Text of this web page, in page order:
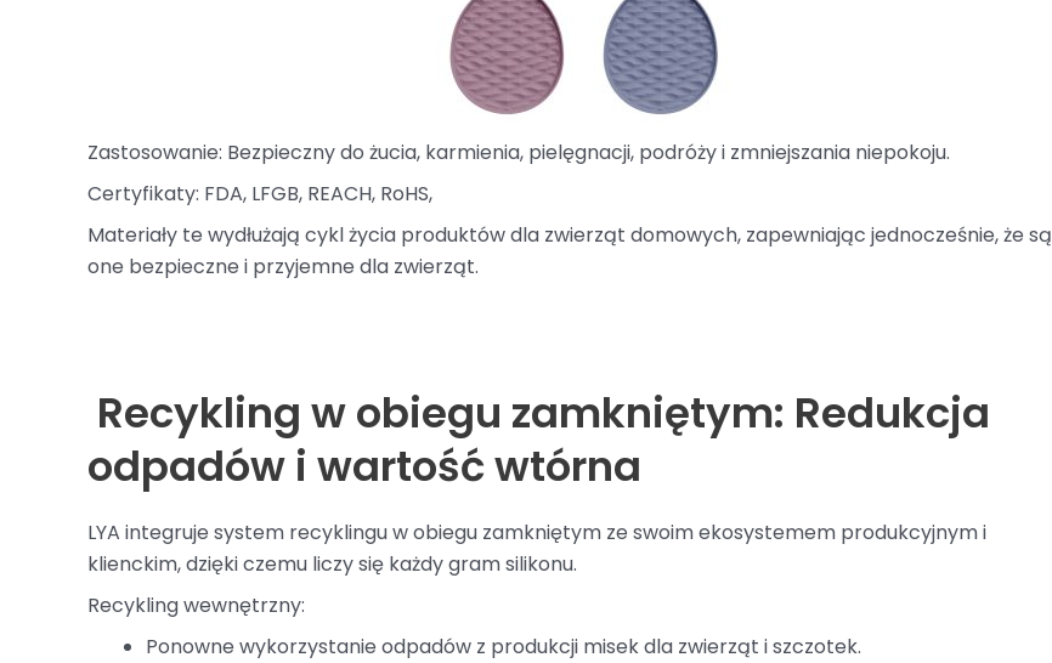
Zastosowanie: Bezpieczny do żucia, karmienia, pielęgnacji, podróży i zmniejszania niepokoju.
Certyfikaty: FDA, LFGB, REACH, RoHS,
Materiały te wydłużają cykl życia produktów dla zwierząt domowych, zapewniając jednocześnie, że są
one bezpieczne i przyjemne dla zwierząt.
Recykling w obiegu zamkniętym: Redukcja
odpadów i wartość wtórna
LYA integruje system recyklingu w obiegu zamkniętym ze swoim ekosystemem produkcyjnym i
klienckim, dzięki czemu liczy się każdy gram silikonu.
Recykling wewnętrzny:
Ponowne wykorzystanie odpadów z produkcji misek dla zwierząt i szczotek.